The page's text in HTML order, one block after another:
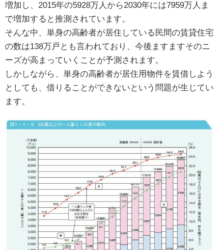
増加し、2015年の5928万人から2030年には7959万人ま
で増加すると推測されています。
そんな中、単身の高齢者が居住している民間の賃貸住宅
の数は138万戸とも言われており、今後ますますそのニ
ーズが高まっていくことが予測されます。
しかしながら、単身の高齢者が居住用物件を賃借しよう
としても、借りることができないという問題が生じてい
ます。